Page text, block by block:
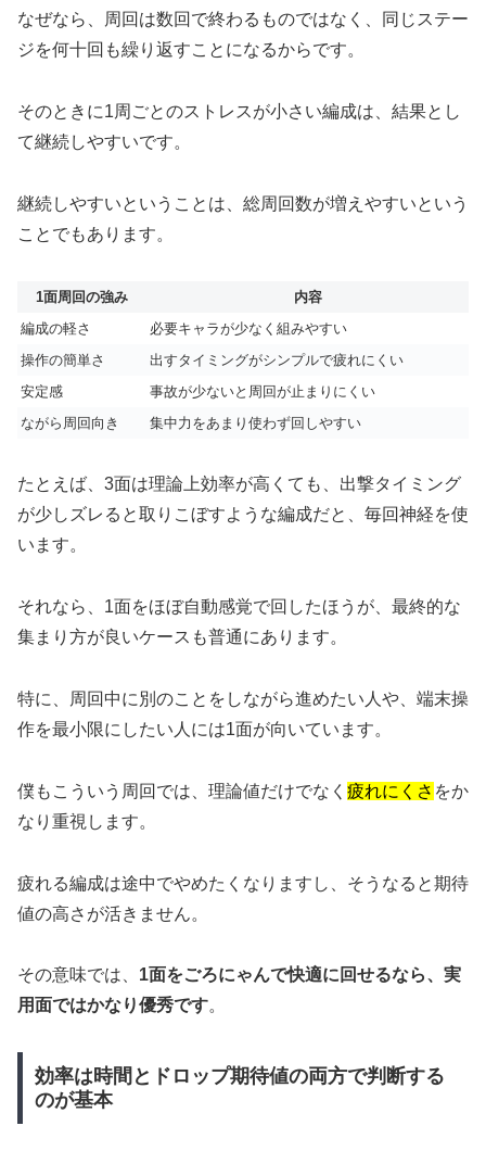
なぜなら、周回は数回で終わるものではなく、同じステー
ジを何十回も繰り返すことになるからです。
そのときに1周ごとのストレスが小さい編成は、結果とし
て継続しやすいです。
継続しやすいということは、総周回数が増えやすいという
ことでもあります。
1面周回の強み
内容
編成の軽さ
必要キャラが少なく組みやすい
操作の簡単さ
出すタイミングがシンプルで疲れにくい
安定感
事故が少ないと周回が止まりにくい
ながら周回向き
集中力をあまり使わず回しやすい
たとえば、3面は理論上効率が高くても、出撃タイミング
が少しズレると取りこぼすような編成だと、毎回神経を使
います。
それなら、1面をほぼ自動感覚で回したほうが、最終的な
集まり方が良いケースも普通にあります。
特に、周回中に別のことをしながら進めたい人や、端末操
作を最小限にしたい人には1面が向いています。
僕もこういう周回では、理論値だけでなく 疲れにくさ をか
なり重視します。
疲れる編成は途中でやめたくなりますし、そうなると期待
値の高さが活きません。
その意味では、 1面をごろにゃんで快適に回せるなら、実
用面ではかなり優秀です。
効率は時間とドロップ期待値の両方で判断する
のが基本